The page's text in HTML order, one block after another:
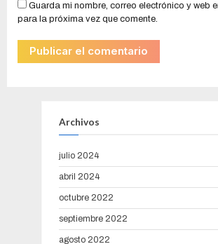
Guarda mi nombre, correo electrónico y web
para la próxima vez que comente.
Archivos
julio 2024
abril 2024
octubre 2022
septiembre 2022
agosto 2022